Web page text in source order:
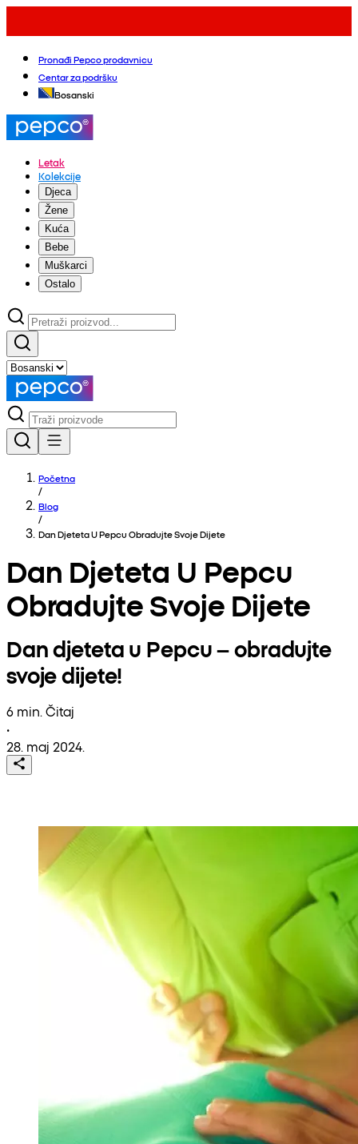
Pronađi Pepco prodavnicu
Centar za podršku
Bosanski
Letak
Kolekcije
Djeca
Žene
Kuća
Bebe
Muškarci
Ostalo
Početna
/
Blog
/
Dan Djeteta U Pepcu Obradujte Svoje Dijete
Dan Djeteta U Pepcu
Obradujte Svoje Dijete
Dan djeteta u Pepcu – obradujte
svoje dijete!
6 min. Čitaj
•
28. maj 2024.